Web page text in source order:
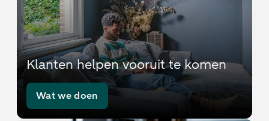
Klanten helpen vooruit te komen
Wat we doen